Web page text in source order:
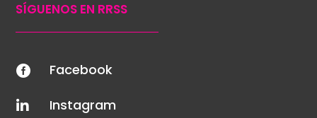
SÍGUENOS EN RRSS
 Facebook
 Instagram